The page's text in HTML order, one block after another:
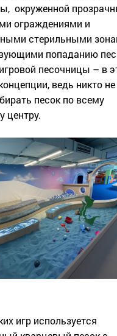
окруженной
ограждениями и
стерильными
попаданию
песочницы – в
ведь никто не
песок по всему
центру.
игр используется